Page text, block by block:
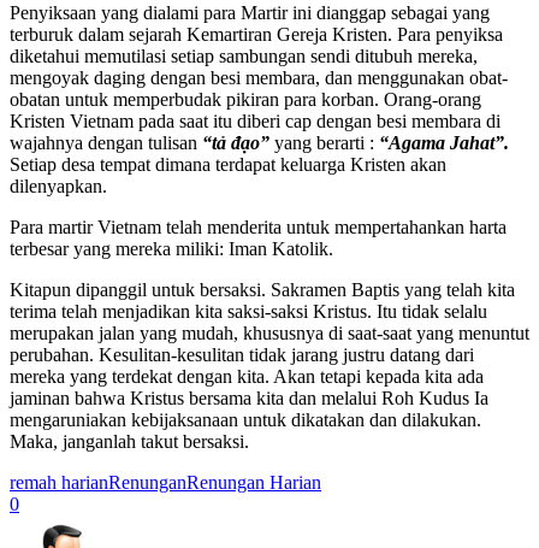
Penyiksaan yang dialami para Martir ini dianggap sebagai yang
terburuk dalam sejarah Kemartiran Gereja Kristen. Para penyiksa
diketahui memutilasi setiap sambungan sendi ditubuh mereka,
mengoyak daging dengan besi membara, dan menggunakan obat-
obatan untuk memperbudak pikiran para korban. Orang-orang
Kristen Vietnam pada saat itu diberi cap dengan besi membara di
wajahnya dengan tulisan “tả đạo” yang berarti : “Agama Jahat”.
Setiap desa tempat dimana terdapat keluarga Kristen akan
dilenyapkan.
Para martir Vietnam telah menderita untuk mempertahankan harta
terbesar yang mereka miliki: Iman Katolik.
Kitapun dipanggil untuk bersaksi. Sakramen Baptis yang telah kita
terima telah menjadikan kita saksi-saksi Kristus. Itu tidak selalu
merupakan jalan yang mudah, khususnya di saat-saat yang menuntut
perubahan. Kesulitan-kesulitan tidak jarang justru datang dari
mereka yang terdekat dengan kita. Akan tetapi kepada kita ada
jaminan bahwa Kristus bersama kita dan melalui Roh Kudus Ia
mengaruniakan kebijaksanaan untuk dikatakan dan dilakukan.
Maka, janganlah takut bersaksi.
remah harianRenunganRenungan Harian
0